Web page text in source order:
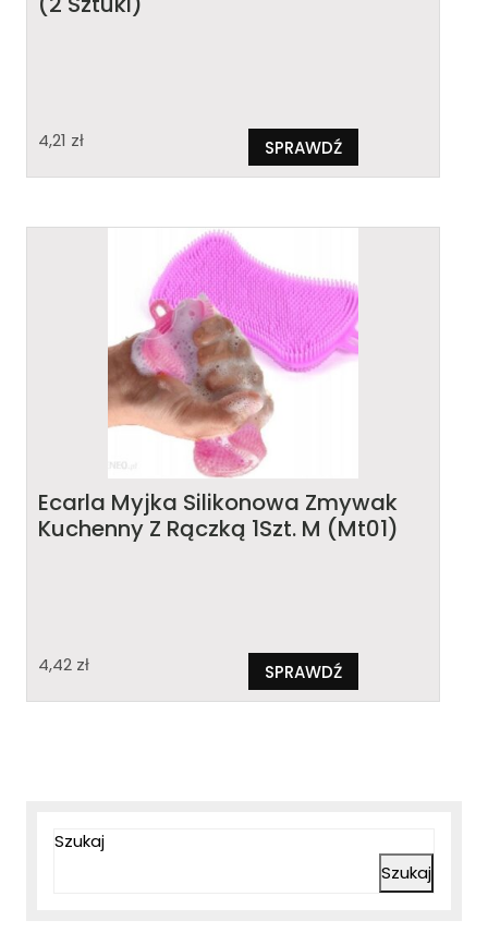
4,21 zł SPRAWDŹ
Ecarla Myjka Silikonowa Zmywak
Kuchenny Z Rączką 1Szt. M (Mt01)
4,42 zł SPRAWDŹ
Szukaj
Szukaj